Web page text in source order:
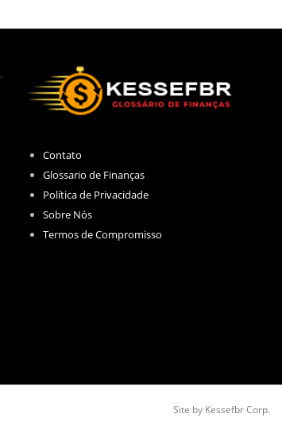
Contato
Glossario de Finanças
Política de Privacidade
Sobre Nós
Termos de Compromisso
Site by Kessefbr Corp.